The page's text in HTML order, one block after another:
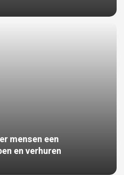
mensen een
en verhuren